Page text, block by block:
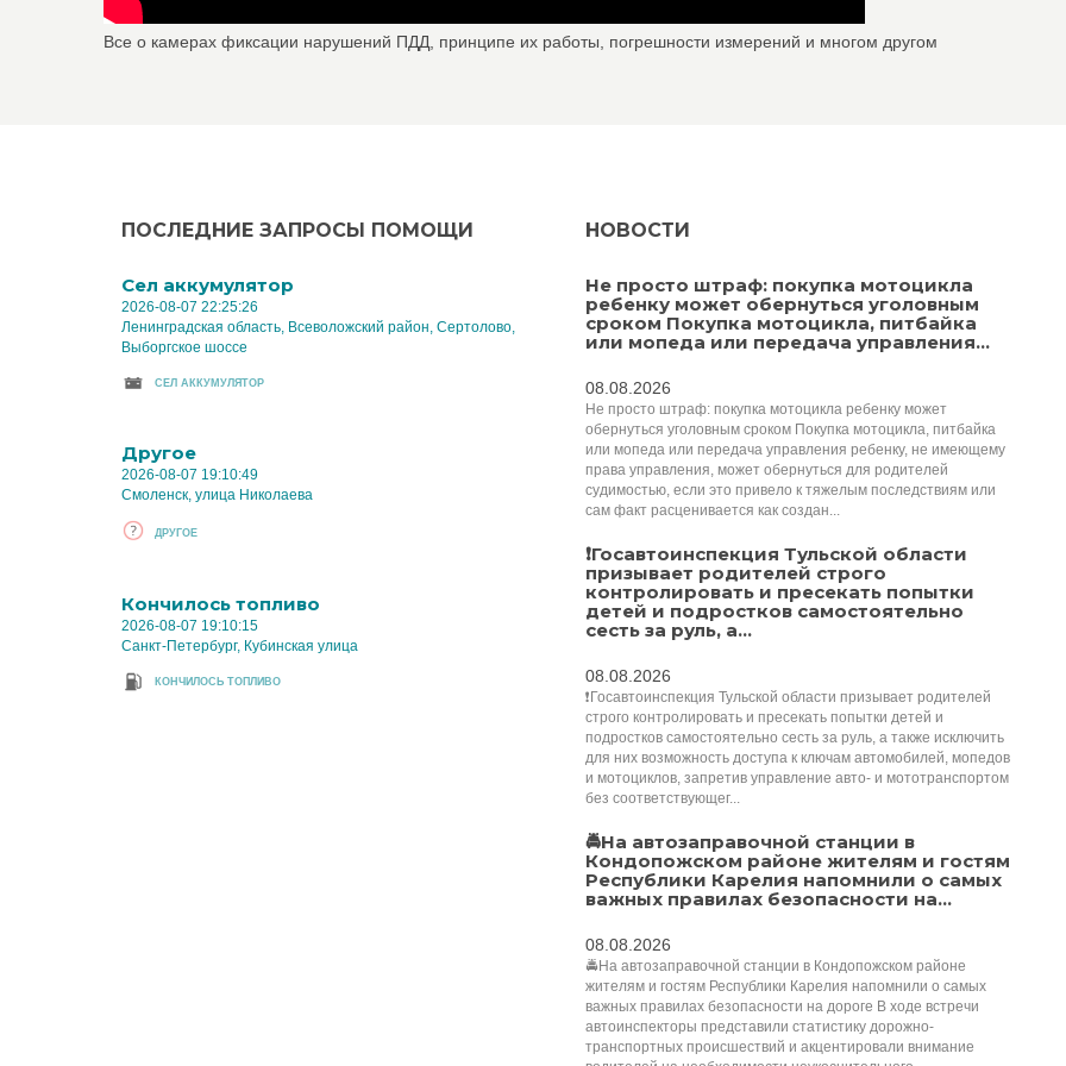
Все о камерах фиксации нарушений ПДД, принципе их работы, погрешности измерений и многом другом
ПОСЛЕДНИЕ ЗАПРОСЫ ПОМОЩИ
Cел аккумулятор
2026-08-07 22:25:26
Ленинградская область, Всеволожский район, Сертолово,
Выборгское шоссе
CЕЛ АККУМУЛЯТОР
Другое
2026-08-07 19:10:49
Смоленск, улица Николаева
ДРУГОЕ
Кончилось топливо
2026-08-07 19:10:15
Санкт-Петербург, Кубинская улица
КОНЧИЛОСЬ ТОПЛИВО
НОВОСТИ
Не просто штраф: покупка мотоцикла
ребенку может обернуться уголовным
сроком Покупка мотоцикла, питбайка
или мопеда или передача управления...
08.08.2026
Не просто штраф: покупка мотоцикла ребенку может
обернуться уголовным сроком Покупка мотоцикла, питбайка
или мопеда или передача управления ребенку, не имеющему
права управления, может обернуться для родителей
судимостью, если это привело к тяжелым последствиям или
сам факт расценивается как создан...
❗Госавтоинспекция Тульской области
призывает родителей строго
контролировать и пресекать попытки
детей и подростков самостоятельно
сесть за руль, а...
08.08.2026
❗Госавтоинспекция Тульской области призывает родителей
строго контролировать и пресекать попытки детей и
подростков самостоятельно сесть за руль, а также исключить
для них возможность доступа к ключам автомобилей, мопедов
и мотоциклов, запретив управление авто- и мототранспортом
без соответствующег...
🚔На автозаправочной станции в
Кондопожском районе жителям и гостям
Республики Карелия напомнили о самых
важных правилах безопасности на...
08.08.2026
🚔На автозаправочной станции в Кондопожском районе
жителям и гостям Республики Карелия напомнили о самых
важных правилах безопасности на дороге В ходе встречи
автоинспекторы представили статистику дорожно-
транспортных происшествий и акцентировали внимание